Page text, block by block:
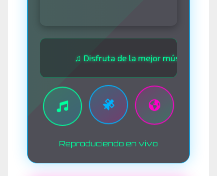
♫ Disfruta de la mejor música las 24
Reproduciendo en vivo